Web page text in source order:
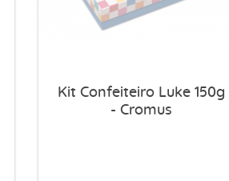
Kit Confeiteiro Luke 150g
- Cromus